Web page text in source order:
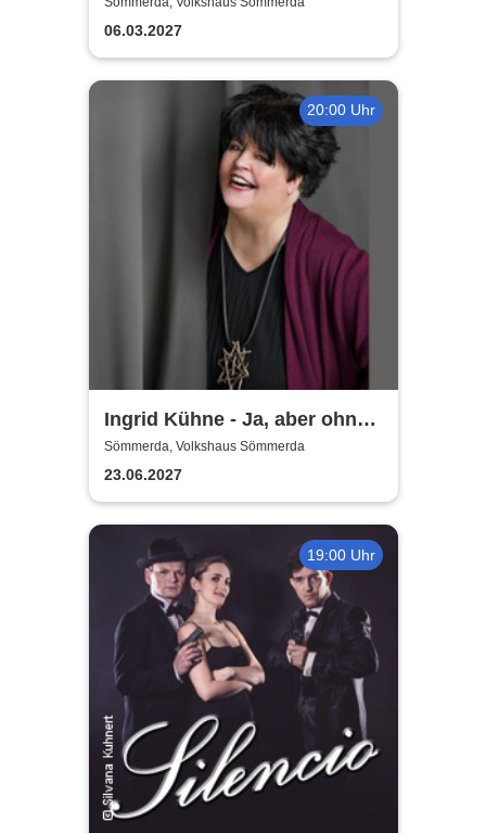
06.03.2027
20:00 Uhr
Ingrid Kühne - Ja, aber ohne
mich!
Sömmerda, Volkshaus Sömmerda
23.06.2027
19:00 Uhr